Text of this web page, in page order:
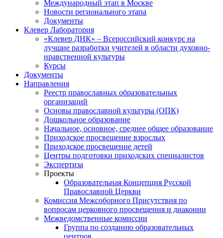
Международный этап в Москве
Новости регионального этапа
Документы
Клевер Лаборатория
«Клевер ДНК» – Всероссийский конкурс на
лучшие разработки учителей в области духовно-
нравственной культуры
Курсы
Документы
Направления
Реестр православных образовательных
организаций
Основы православной культуры (ОПК)
Дошкольное образование
Начальное, основное, среднее общее образование
Приходское просвещение взрослых
Приходское просвещение детей
Центры подготовки приходских специалистов
Экспертиза
Проекты
Образовательная Концепция Русской
Православной Церкви
Комиссия Межсоборного Присутствия по
вопросам церковного просвещения и диаконии
Межведомственные комиссии
Группа по созданию образовательных
центров